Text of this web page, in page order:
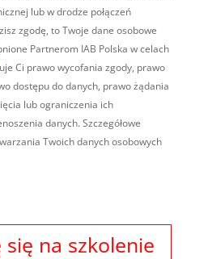
lub w drodze połączeń
zgodę, to Twoje dane osobowe
Partnerom IAB Polska w celach
Ci prawo wycofania zgody, prawo
dostępu do danych, prawo żądania
lub ograniczenia ich
danych. Szczegółowe
Twoich danych osobowych